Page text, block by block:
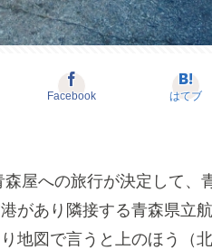
Facebook はてブ
屋への旅行が決定して、
があり隣接する青森県立
地図で言うと上のほう（